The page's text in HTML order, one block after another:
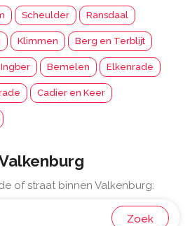
Scheulder Ransdaal
Klimmen Berg en Terblijt
Ingber Bemelen Elkenrade
Cadier en Keer
of straat binnen Valkenburg:
Zoek